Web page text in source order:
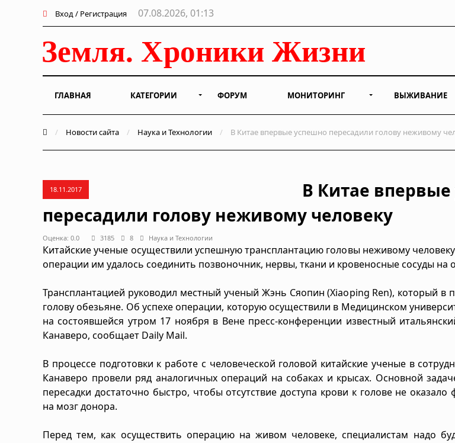
Вход / Регистрация 07.08.2026, 01:13
ГЛАВНАЯ КАТЕГОРИИ ФОРУМ МОНИТОРИНГ ВЫЖИВАНИЕ
/ Новости сайта / Наука и Технологии / В Китае впервые успешно пересадили голову неживому
18.11.2017
В Китае
пересадили голову неживому человеку
Оценка: 0.0 3185 8 Наука и Технологии
Китайские ученые осуществили успешную трансплантацию головы неживому
операции им удалось соединить позвоночник, нервы, ткани и кровеносные сосуды на
Трансплантацией руководил местный ученый Жэнь Сяопин (Xiaoping Ren), который в
голову обезьяне. Об успехе операции, которую осуществили в Медицинском
на состоявшейся утром 17 ноября в Вене пресс-конференции известный
Канаверо, сообщает Daily Mail.
В процессе подготовки к работе с человеческой головой китайские ученые в
Канаверо провели ряд аналогичных операций на собаках и крысах. Основной
пересадки достаточно быстро, чтобы отсутствие доступа крови к голове не оказало
на мозг донора.
Перед тем, как осуществить операцию на живом человеке, специалистам надо